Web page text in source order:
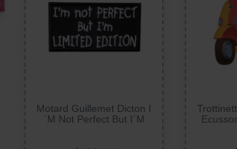
Motard Guillemet Dicton I
´M Not Perfect But I´M